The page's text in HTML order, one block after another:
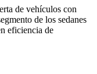
de vehículos con
de los sedanes
eficiencia de